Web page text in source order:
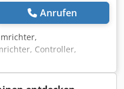
Anrufen
Controller,
Umofx Akrok -Hersteller:
A044-2.2K-ER -Leistung:
Hz -Ausgang: 6,0 A -